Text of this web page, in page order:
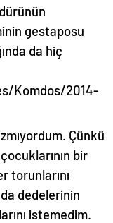
gestaposu
da hiç
Komdos/2014-
Çünkü
bir
torunlarını
dedelerinin
istemedim.